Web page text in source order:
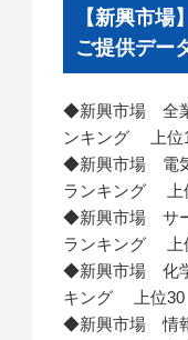
【新興市
ご提供デー
◆新興市場 全
ンキング 上位
◆新興市場 電
ランキング 上
◆新興市場 サ
ランキング 上
◆新興市場 化
キング 上位30
◆新興市場 情